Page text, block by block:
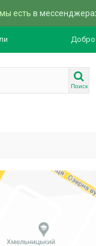
есть в
Добро
Поиск